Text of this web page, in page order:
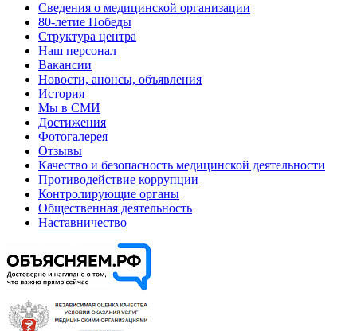
Сведения о медицинской организации
80-летие Победы
Структура центра
Наш персонал
Вакансии
Новости, анонсы, объявления
История
Мы в СМИ
Достижения
Фотогалерея
Отзывы
Качество и безопасность медицинской деятельности
Противодействие коррупции
Контролирующие органы
Общественная деятельность
Наставничество